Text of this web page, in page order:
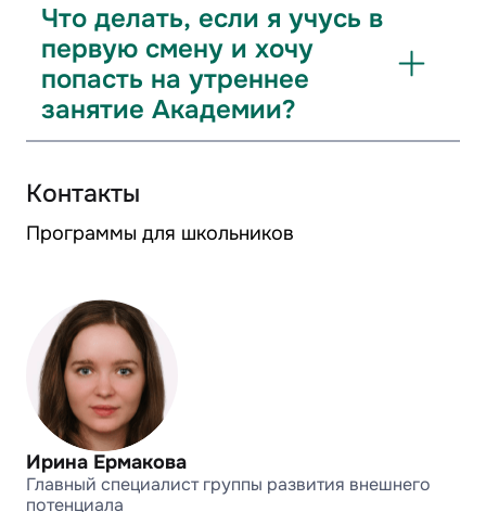
Что делать, если я учусь в
первую смену и хочу
попасть на утреннее
занятие Академии?
Контакты
Программы для школьников
Ирина Ермакова
Главный специалист группы развития внешнего
потенциала